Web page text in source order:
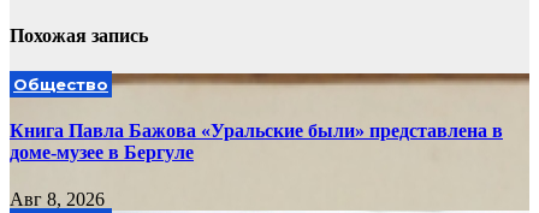
Похожая запись
Общество
Книга Павла Бажова «Уральские были» представлена в
доме-музее в Бергуле
Авг 8, 2026